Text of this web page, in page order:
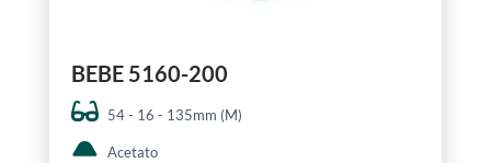
BEBE 5160-200
54 - 16 - 135mm (M)
Acetato